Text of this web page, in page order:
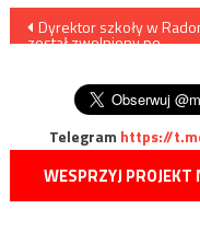
Nawigacja
Dyrektor szkoły w
został zwolniony po
Telegram https://
WESPRZYJ